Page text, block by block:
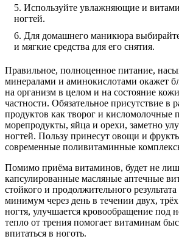
Используйте увлажняющие и
ногтей.
Для домашнего маникюра
и мягкие средства для его снятия.
Правильное, полноценное питание,
минералами и аминокислотами окажет
на организм в целом и на состояние
частности. Обязательное присутствие в
продуктов как творог и кисломолочные
морепродукты, яйца и орехи, заметно
ногтей. Пользу принесут овощи и
современные поливитаминные
Помимо приёма витаминов, будет не
капсулированные масляные аптечные
стойкого и продолжительного
минимум через день в течении двух,
ногтя, улучшается кровообращение под
тепло от трения помогает витаминам
впитаться в ноготь.